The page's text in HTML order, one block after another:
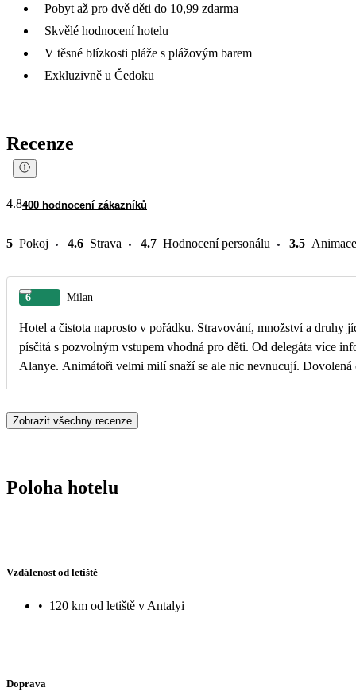
Pobyt až pro dvě děti do 10,99 zdarma
Skvělé hodnocení hotelu
V těsné blízkosti pláže s plážovým barem
Exkluzivně u Čedoku
Recenze
4.8400 hodnocení zákazníků
5 Pokoj 4.6 Strava 4.7 Hodnocení personálu 3.5 Animace
6 Milan
Hotel a čistota naprosto v pořádku. Stravování, množství a druhy
písčitá s pozvolným vstupem vhodná pro děti. Od delegáta více informací o konkrétním hotelu odjezdy dolmuše přímo od hotelů možné v určitých hodinách jak do Konakli tak i do
Alanye. Animátoři velmi milí snaží se ale nic nevnucují. Dovolená
Zobrazit všechny recenze
Poloha hotelu
Vzdálenost od letiště
• 120 km od letiště v Antalyi
Doprava